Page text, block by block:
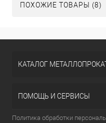
ПОХОЖИЕ ТОВАРЫ (8)
КАТАЛОГ
ПОМОЩЬ И СЕРВИСЫ
Политика обработки